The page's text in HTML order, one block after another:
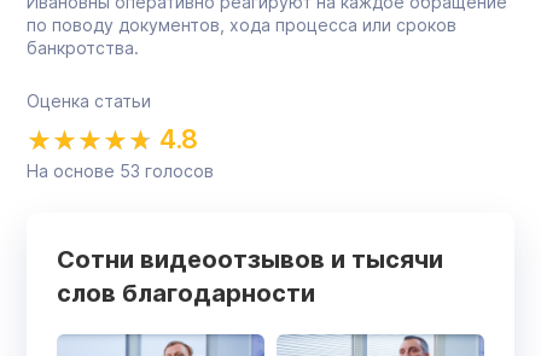
по поводу документов, хода процесса или сроков
банкротства.
Оценка статьи
4.8
На основе 53 голосов
Сотни видеоотзывов и тысячи
слов благодарности